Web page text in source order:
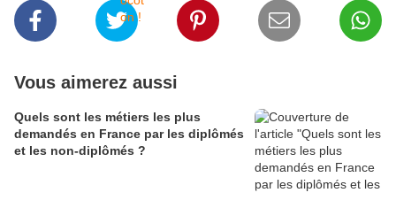
Vous aimerez aussi
Quels sont les métiers les plus
demandés en France par les diplômés
et les non-diplômés ?